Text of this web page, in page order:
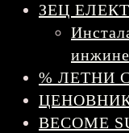
ЗЕЦ
% ЛЕТНИ
BECOME